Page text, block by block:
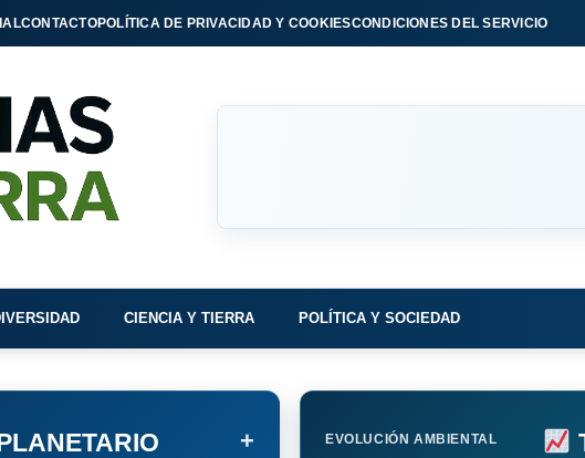
CONTACTOPOLÍTICA DE PRIVACIDAD Y COOKIESCONDICIONES DEL SERVICIO
CIENCIA Y TIERRA POLÍTICA Y SOCIEDAD
+ EVOLUCIÓN AMBIENTAL